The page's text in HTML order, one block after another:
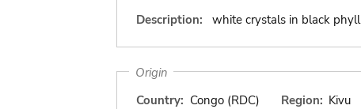
Description:
white crystals in black
Origin
Country: Congo (RDC) Region: Kivu